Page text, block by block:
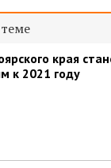
края
к 2021 году